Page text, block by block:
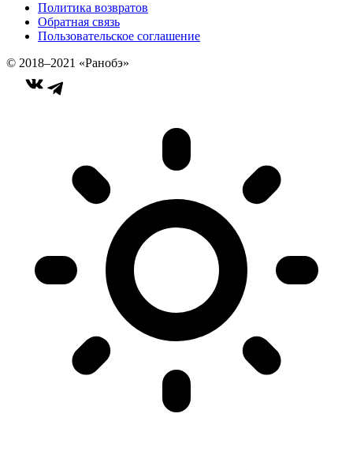
Политика возвратов
Обратная связь
Пользовательское соглашение
© 2018–2021 «Ранобэ»